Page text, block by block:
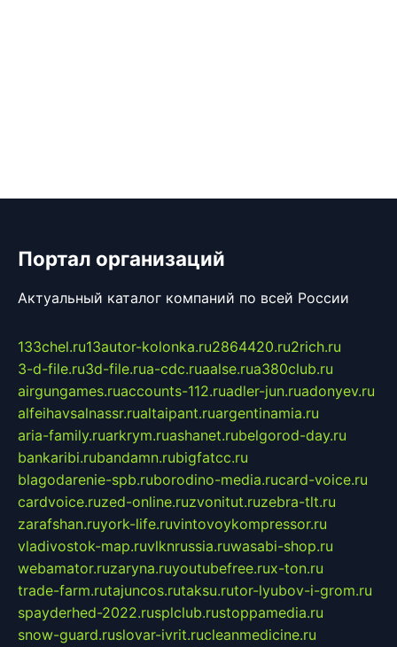
Портал организаций
Актуальный каталог компаний по всей России
133chel.ru13autor-kolonka.ru2864420.ru2rich.ru
3-d-file.ru3d-file.rua-cdc.ruaalse.rua380club.ru
airgungames.ruaccounts-112.ruadler-jun.ruadonyev.ru
alfeihavsalnassr.rualtaipant.ruargentinamia.ru
aria-family.ruarkrym.ruashanet.rubelgorod-day.ru
bankaribi.rubandamn.rubigfatcc.ru
blagodarenie-spb.ruborodino-media.rucard-voice.ru
cardvoice.ruzed-online.ruzvonitut.ruzebra-tlt.ru
zarafshan.ruyork-life.ruvintovoykompressor.ru
vladivostok-map.ruvlknrussia.ruwasabi-shop.ru
webamator.ruzaryna.ruyoutubefree.rux-ton.ru
trade-farm.rutajuncos.rutaksu.rutor-lyubov-i-grom.ru
spayderhed-2022.rusplclub.rustoppamedia.ru
snow-guard.ruslovar-ivrit.rucleanmedicine.ru